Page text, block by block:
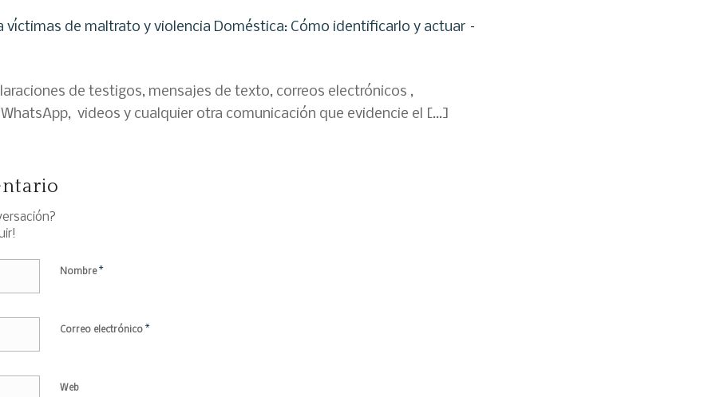
víctimas de maltrato y violencia Doméstica: Cómo identificarlo y actuar –
de testigos, mensajes de texto, correos electrónicos ,
videos y cualquier otra comunicación que evidencie el […]
Nombre*
Correo electrónico *
Web